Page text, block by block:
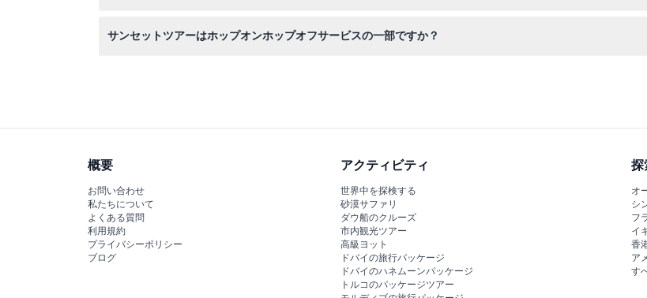
りますので予約時にご確認ください）。
サンセットツアーはホップオンホップオフサービスの一部ですか？
概要
お問い合わせ
私たちについて
よくある質問
利用規約
プライバシーポリシー
ブログ
アクティビティ
世界中を探検する
砂漠サファリ
ダウ船のクルーズ
市内観光ツアー
高級ヨット
ドバイの旅行パッケージ
ドバイのハネムーンパッケージ
トルコのパッケージツアー
探
オ
シ
フ
イ
香
ア
す